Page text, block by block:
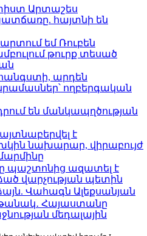
Արտաշես
հայտնի են
եմ Ռուբեն
թուրք տեսած
հանգստի, արդեն
ողբերգական
են մանկապղծության
է
նախարար, վիրաբույժ
պաշտոնից ազատել է
վարչության պետին
Վահագն Ալեքսանյան
Հայաստանը
մեդալային